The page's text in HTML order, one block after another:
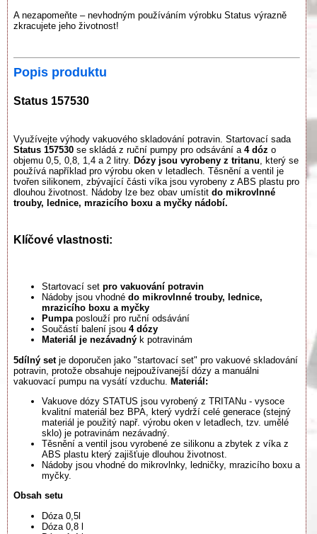
A nezapomeňte – nevhodným používáním výrobku Status výrazně
zkracujete jeho životnost!
Popis produktu
Status 157530
Využívejte výhody vakuového skladování potravin. Startovací sada
Status 157530 se skládá z ruční pumpy pro odsávání a 4 dóz o
objemu 0,5, 0,8, 1,4 a 2 litry. Dózy jsou vyrobeny z tritanu , který se
používá například pro výrobu oken v letadlech. Těsnění a ventil je
tvořen silikonem, zbývající části víka jsou vyrobeny z ABS plastu pro
dlouhou životnost. Nádoby lze bez obav umístit do mikrovlnné
trouby, lednice, mrazicího boxu a myčky nádobí.
Klíčové vlastnosti:
Startovací set pro vakuování potravin
Nádoby jsou vhodné do mikrovlnné trouby, lednice,
mrazicího boxu a myčky
Pumpaposlouží pro ruční odsávání
Součástí balení jsou 4 dózy
Materiál je nezávadný k potravinám
5dílný set je doporučen jako "startovací set" pro vakuové skladování
potravin, protože obsahuje nejpoužívanejší dózy a manuálni
vakuovací pumpu na vysátí vzduchu. Materiál:
Vakuove dózy STATUS jsou vyrobený z TRITANu - vysoce
kvalitní materiál bez BPA, který vydrží celé generace (stejný
materiál je použitý např. výrobu oken v letadlech, tzv. umělé
sklo) je potravinám nezávadný.
Těsnění a ventil jsou vyrobené ze silikonu a zbytek z víka z
ABS plastu který zajišťuje dlouhou životnost.
Nádoby jsou vhodné do mikrovlnky, ledničky, mrazicího boxu a
myčky.
Obsah setu
Dóza 0,5l
Dóza 0,8 l